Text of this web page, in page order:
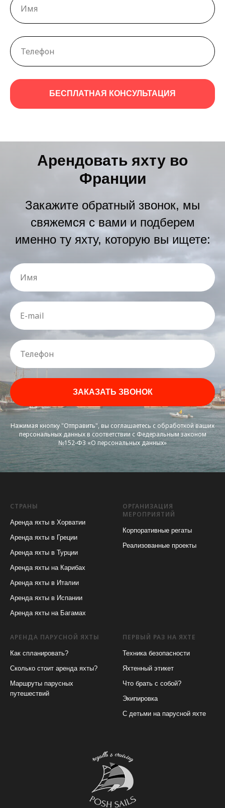
БЕСПЛАТНАЯ КОНСУЛЬТАЦИЯ
Арендовать яхту во
Франции
Закажите обратный звонок, мы
свяжемся с вами и подберем
именно ту яхту, которую вы ищете:
ЗАКАЗАТЬ ЗВОНОК
Нажимая кнопку "Отправить", вы соглашаетесь с обработкой ваших
персональных данных в соответствии с Федеральным законом
№152-ФЗ «О персональных данных»
СТРАНЫ
Аренда яхты в Хорватии
Аренда яхты в Греции
Аренда яхты в Турции
Аренда яхты на Карибах
Аренда яхты в Италии
Аренда яхты в Испании
Аренда яхты на Багамах
ОРГАНИЗАЦИЯ
МЕРОПРИЯТИЙ
Корпоративные регаты
Реализованные проекты
АРЕНДА ПАРУСНОЙ ЯХТЫ
Как спланировать?
Сколько стоит аренда яхты?
Маршруты парусных
путешествий
ПЕРВЫЙ РАЗ НА ЯХТЕ
Техника безопасности
Яхтенный этикет
Что брать с собой?
Экипировка
С детьми на парусной яхте